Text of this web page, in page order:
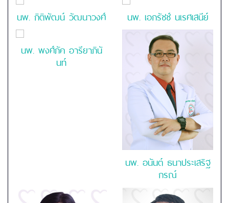
นพ. กิติพัฒน์ วัฒนาวงศ์ นพ. เอกรัชช์ นเรศเสนีย์
นพ. พงศ์ภัค อารียาภินั
นท์
นพ. อนันต์ ธนาประเสริฐ
กรณ์